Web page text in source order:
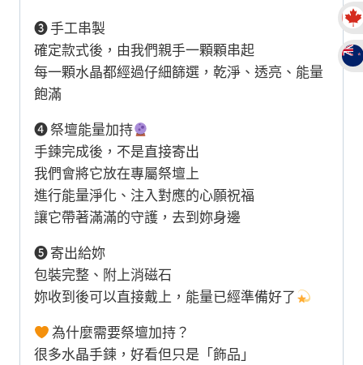
❸ 手工串製
確定款式後，由我們親手一顆顆串起
每一顆水晶都經過仔細篩選，乾淨、透亮、能量
飽滿
❹ 祭壇能量加持
手鍊完成後，不是直接寄出
我們會將它放在專屬祭壇上
進行能量淨化、注入對應的心願祝福
讓它帶著滿滿的守護，去到妳身邊
❺ 寄出給妳
包裝完整、附上消磁石
妳收到後可以直接戴上，能量已經準備好了
為什麼需要祭壇加持？
很多水晶手鍊，好看但只是「飾品」